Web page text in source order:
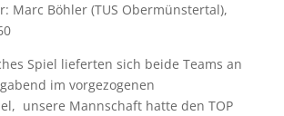
Marc Böhler (TUS Obermünstertal),
Spiel lieferten sich beide Teams an
im vorgezogenen
unsere Mannschaft hatte den TOP